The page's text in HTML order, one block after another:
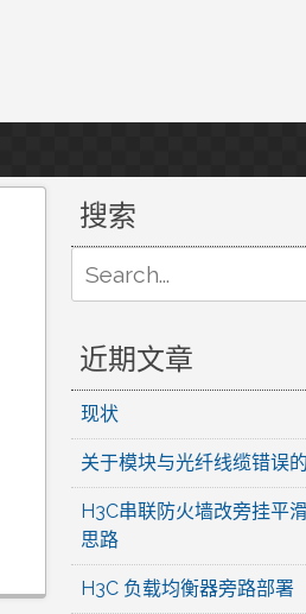
搜索
for:
近期文章
现状
关于模块与光纤线缆错误
H3C串联防火墙改旁挂平
思路
H3C 负载均衡器旁路部署